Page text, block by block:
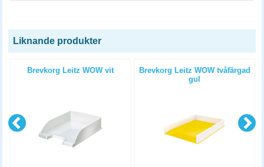
Liknande produkter
Brevkorg Leitz WOW vit
Brevkorg Leitz WOW tvåfärgad
gul